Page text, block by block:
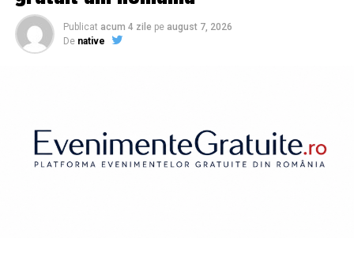
probleme obsedante din trecut. Nu mai amâna! – Capital
|
NU RATATI
Publicat acum 4 zile pe august 7, 2026
De native